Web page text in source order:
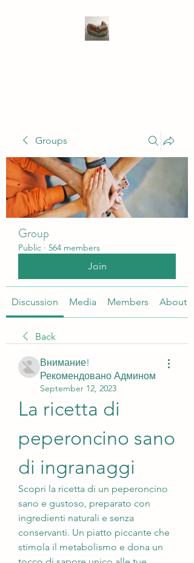
Groups
Group
Public · 564 members
Join
Discussion Media Members About
Back
Внимание!
Рекомендовано Админом
September 12, 2023
La ricetta di
peperoncino sano
di ingranaggi
Scopri la ricetta di un peperoncino
sano e gustoso, preparato con
ingredienti naturali e senza
conservanti. Un piatto piccante che
stimola il metabolismo e dona un